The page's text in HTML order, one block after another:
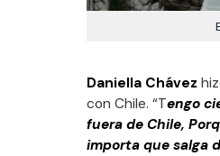
Daniella Chávez
con Chile. “Tengo
fuera de Chile,
importa que salga